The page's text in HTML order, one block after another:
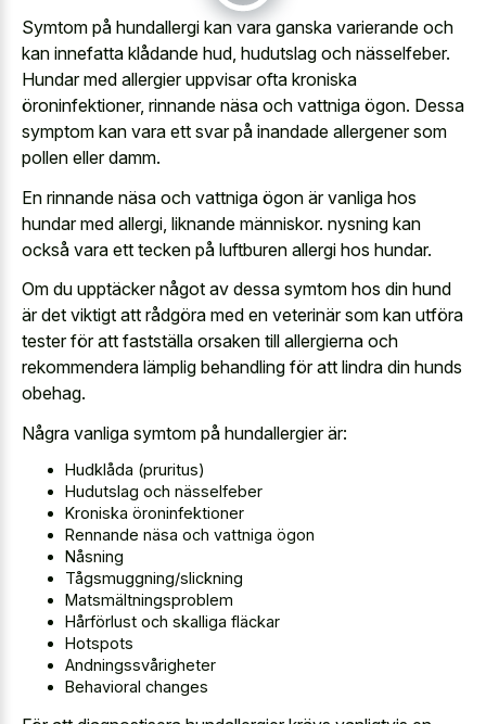
Symtom på hundallergi kan vara ganska varierande och
kan innefatta klådande hud, hudutslag och nässelfeber.
Hundar med allergier uppvisar ofta kroniska
öroninfektioner, rinnande näsa och vattniga ögon. Dessa
symptom kan vara ett svar på inandade allergener som
pollen eller damm.
En rinnande näsa och vattniga ögon är vanliga hos
hundar med allergi, liknande människor. nysning kan
också vara ett tecken på luftburen allergi hos hundar.
Om du upptäcker något av dessa symtom hos din hund
är det viktigt att rådgöra med en veterinär som kan utföra
tester för att fastställa orsaken till allergierna och
rekommendera lämplig behandling för att lindra din hunds
obehag.
Några vanliga symtom på hundallergier är:
Hudklåda (pruritus)
Hudutslag och nässelfeber
Kroniska öroninfektioner
Rennande näsa och vattniga ögon
Nåsning
Tågsmuggning/slickning
Matsmältningsproblem
Hårförlust och skalliga fläckar
Hotspots
Andningssvårigheter
Behavioral changes